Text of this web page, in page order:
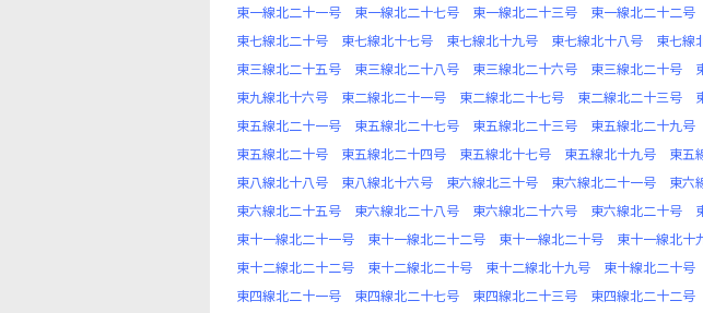
東一線北二十一号
東一線北二十七号 東一線北二十三号 東一線北二十二号
東七線北二十号
東七線北十七号 東七線北十九号 東七線北十八号 東七線
東三線北二十五号
東三線北二十八号 東三線北二十六号 東三線北二十号
東九線北十六号
東二線北二十一号 東二線北二十七号 東二線北二十三号
東五線北二十一号
東五線北二十七号 東五線北二十三号 東五線北二十九号
東五線北二十号
東五線北二十四号 東五線北十七号 東五線北十九号 東五
東八線北十八号
東八線北十六号 東六線北三十号 東六線北二十一号 東六
東六線北二十五号
東六線北二十八号 東六線北二十六号 東六線北二十号
東十一線北二十一号
東十一線北二十二号 東十一線北二十号 東十一線北十
東十二線北二十二号
東十二線北二十号 東十二線北十九号 東十線北二十号
東四線北二十一号
東四線北二十七号 東四線北二十三号 東四線北二十二号